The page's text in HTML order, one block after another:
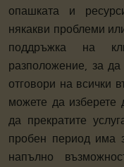
опашката и
някакви проблеми
поддръжка на
разположение, за
отговори на всички
можете да изберете
да прекратите
пробен период има
напълно